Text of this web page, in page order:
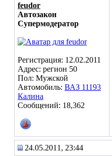
feudor
Автозакон
Супермодератор
Регистрация: 12.02.2011
Адрес: регион 50
Пол: Мужской
Автомобиль: ВАЗ 11193
Калина
Сообщений: 18,362
24.05.2011, 23:44